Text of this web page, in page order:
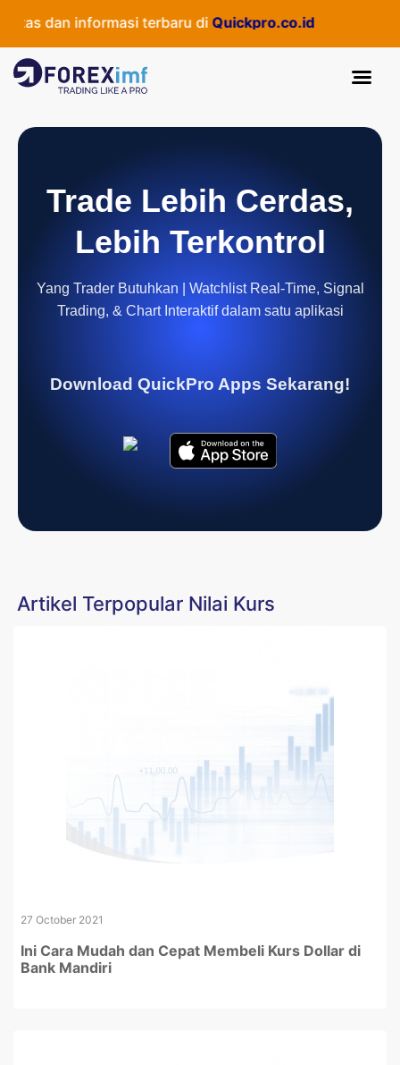
dan informasi terbaru diQuickpro.co.id
Trade Lebih Cerdas,
Lebih Terkontrol
Yang Trader Butuhkan | Watchlist Real-Time, Signal
Trading, & Chart Interaktif dalam satu aplikasi
Download QuickPro Apps Sekarang!
Artikel Terpopular Nilai Kurs
27 October 2021
Ini Cara Mudah dan Cepat Membeli Kurs Dollar di
Bank Mandiri